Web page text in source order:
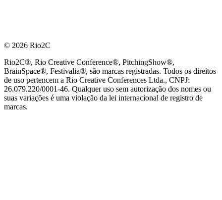
© 2026 Rio2C
Rio2C®, Rio Creative Conference®, PitchingShow®,
BrainSpace®, Festivalia®, são marcas registradas. Todos os direitos
de uso pertencem a Rio Creative Conferences Ltda., CNPJ:
26.079.220/0001-46. Qualquer uso sem autorização dos nomes ou
suas variações é uma violação da lei internacional de registro de
marcas.